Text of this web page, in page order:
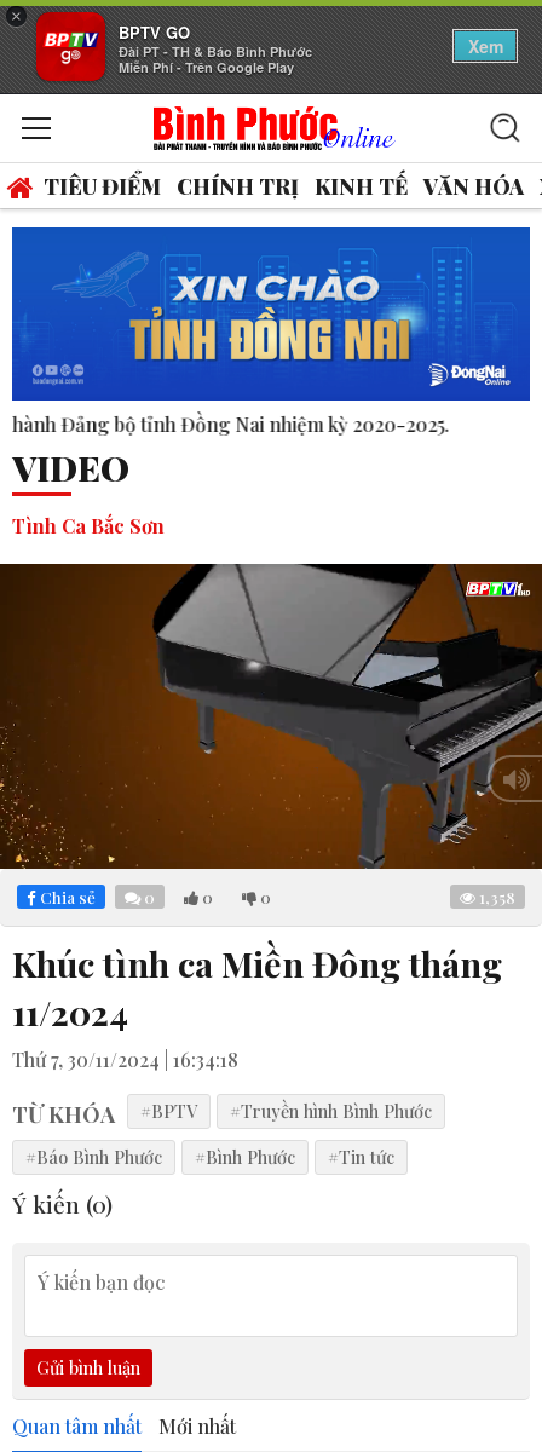
×
BPTV GO
Đài PT - TH & Báo Bình Phước
Miễn Phí - Trên Google Play
Xem
TIÊU ĐIỂM CHÍNH TRỊ KINH TẾ VĂN HÓA
kỳ 2020-2025.
VIDEO
Tình Ca Bắc Sơn
Mute
2.72%
Chia sẻ 0 0 0 1,358
Khúc tình ca Miền Đông tháng
11/2024
Thứ 7, 30/11/2024 | 16:34:18
TỪ KHÓA #BPTV
#Truyền hình Bình Phước
#Báo Bình Phước
#Bình Phước #Tin tức
Ý kiến (0)
Gửi bình luận
Quan tâm nhất Mới nhất